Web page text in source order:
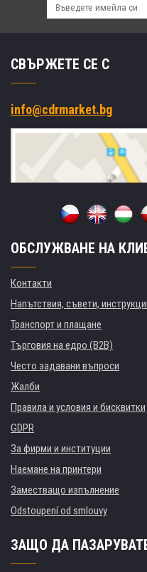
СВЪРЖЕТЕ СЕ С
info@cdrmarket.bg
ОБСЛУЖВАНЕ НА
Контакти
Напътствия, съвети,
Транспорт и плащане
Търговия на едро (B2B)
Често задавани въпроси
Жалби
Правила и условия и бисквитки
GDPR
За фирми и институции
Наемане на принтери
Заместващо изпълнение
Odstoupení od smlouvy
ЗАЩО ДА